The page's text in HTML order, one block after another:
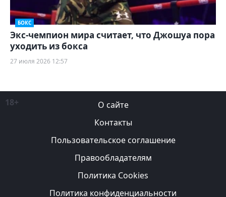
БОКС
Экс-чемпион мира считает, что Джошуа пора
уходить из бокса
27 июля 2026 12:57
18+
О сайте
Контакты
Пользовательское соглашение
Правообладателям
Политика Cookies
Политика конфиденциальности